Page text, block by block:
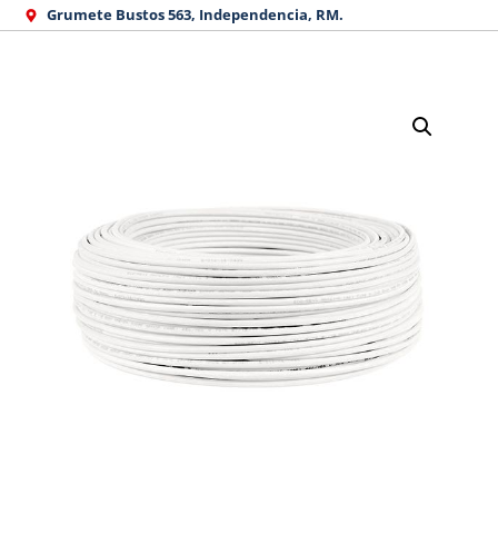
Grumete Bustos 563, Independencia, RM.